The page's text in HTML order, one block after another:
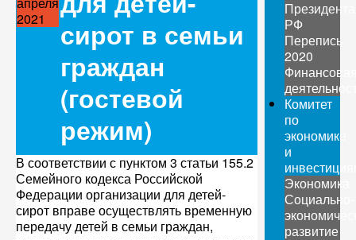
2021
сирот в семьи
граждан
(гостевой
режим)
В соответствии с пунктом 3 статьи 155.2
Семейного кодекса Российской
Федерации организации для детей-
сирот вправе осуществлять временную
передачу детей в семьи граждан,
Президента
РФ
Перепись
2020
Комитет
по
экономике
и
Экономика
Социально-
развитие